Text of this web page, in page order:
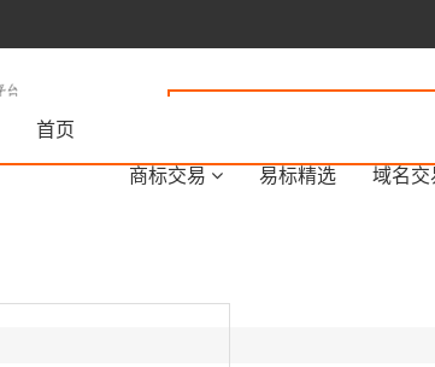
首页
商标交易
易标精选 域名交